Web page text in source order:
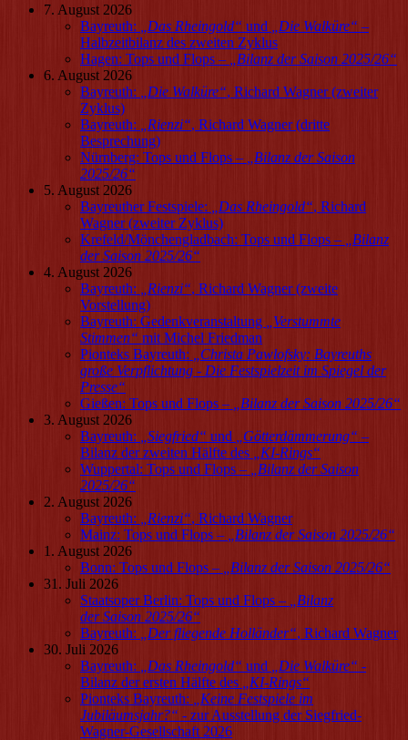
7. August 2026
Bayreuth:
Das Rheingold“ und Die Walküre“ –
Halbzeitbilanz des zweiten Zyklus
Hagen: Tops und Flops –
Bilanz der Saison 2025/26“
6. August 2026
Bayreuth:
Die Walküre“, Richard Wagner (zweiter
Zyklus)
Bayreuth:
Rienzi“, Richard Wagner (dritte
Besprechung)
Nürnberg: Tops und Flops –
Bilanz der Saison
2025/26“
5. August 2026
Bayreuther Festspiele:
Das Rheingold“, Richard
Wagner (zweiter Zyklus)
Krefeld/Mönchengladbach: Tops und Flops –
Bilanz
der Saison 2025/26“
4. August 2026
Bayreuth:
Rienzi“, Richard Wagner (zweite
Vorstellung)
Bayreuth: Gedenkveranstaltung
Verstummte
Stimmen“ mit Michel Friedman
Pionteks Bayreuth:
Christa Pawlofsky: Bayreuths
große Verpflichtung - Die Festspielzeit im Spiegel der
Presse“
Gießen: Tops und Flops –
Bilanz der Saison 2025/26“
3. August 2026
Bayreuth:
„Siegfried“ und Götterdämmerung“ –
Bilanz der zweiten Hälfte des
KI-Rings“
Wuppertal: Tops und Flops –
Bilanz der Saison
2025/26“
2. August 2026
Bayreuth:
Rienzi“, Richard Wagner
Mainz: Tops und Flops –
Bilanz der Saison 2025/26“
1. August 2026
Bonn: Tops und Flops –
Bilanz der Saison 2025/26“
31. Juli 2026
Staatsoper Berlin: Tops und Flops –
Bilanz
der Saison 2025/26“
Bayreuth:
Der fliegende Holländer“, Richard Wagner
30. Juli 2026
Bayreuth:
Das Rheingold“ und Die Walküre“ -
Bilanz der ersten Hälfte des
KI-Rings“
Pionteks Bayreuth:
Keine Festspiele im
Jubiläumsjahr?“ - zur Ausstellung der Siegfried-
Wagner-Gesellschaft 2026